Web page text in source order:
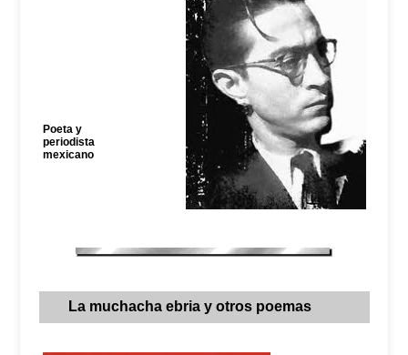
Poeta y
periodista
mexicano
La muchacha ebria y otros poemas